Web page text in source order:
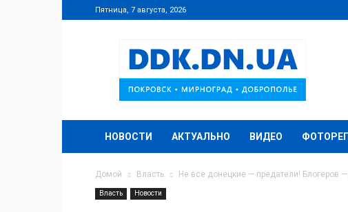
Пятница, 7 августа, 2026
DDK.DN.UA
НОВОСТИ АКТУАЛЬНО ВИДЕО
Домой Власть Не все донецкие — предатели! Блогеров
Власть Новости